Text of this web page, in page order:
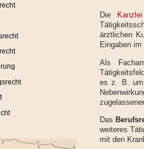
Die
ärztlichen
Eingaben
Als
es z. B. um
Das
weiteres
mit den